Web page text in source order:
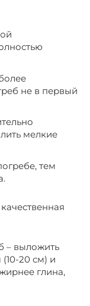
не в первый
мелкие
тем
– выложить
20 см) и
глина,